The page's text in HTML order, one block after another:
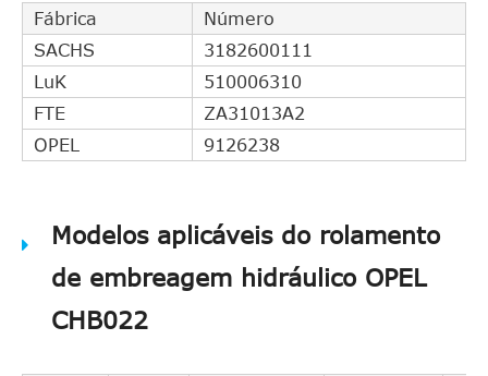
Fábrica
Número
SACHS
3182600111
LuK
510006310
FTE
ZA31013A2
OPEL
9126238
Modelos aplicáveis do rolamento
de embreagem hidráulico OPEL
CHB022